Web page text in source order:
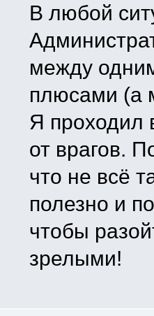
В любой
между
плюсами (а
Я проходил
от врагов.
что не всё
полезно и
чтобы
зрелыми!